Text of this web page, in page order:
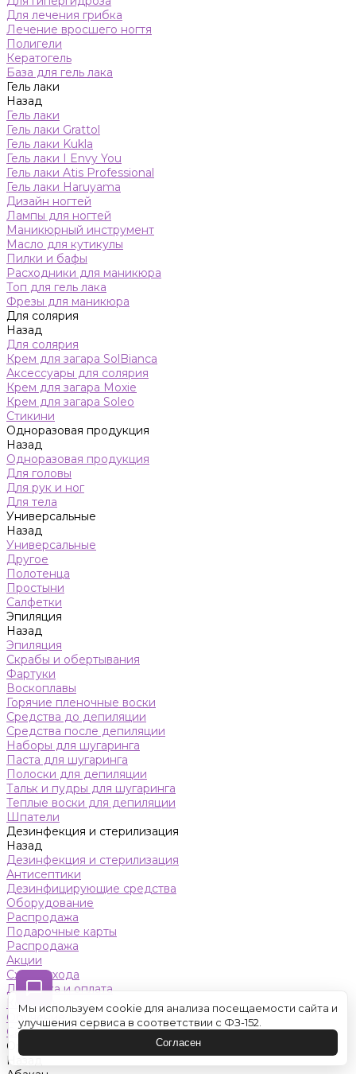
Для лечения грибка
Лечение вросшего ногтя
Полигели
Кератогель
База для гель лака
Гель лаки
Назад
Гель лаки
Гель лаки Grattol
Гель лаки Kukla
Гель лаки I Envy You
Гель лаки Atis Professional
Гель лаки Haruyama
Дизайн ногтей
Лампы для ногтей
Маникюрный инструмент
Масло для кутикулы
Пилки и бафы
Расходники для маникюра
Топ для гель лака
Фрезы для маникюра
Для солярия
Назад
Для солярия
Крем для загара SolBianca
Аксессуары для солярия
Крем для загара Moxie
Крем для загара Soleo
Стикини
Одноразовая продукция
Назад
Одноразовая продукция
Для головы
Для рук и ног
Для тела
Универсальные
Назад
Универсальные
Другое
Полотенца
Простыни
Салфетки
Эпиляция
Назад
Эпиляция
Скрабы и обертывания
Фартуки
Воскоплавы
Горячие пленочные воски
Средства до депиляции
Средства после депиляции
Наборы для шугаринга
Паста для шугаринга
Полоски для депиляции
Тальк и пудры для шугаринга
Теплые воски для депиляции
Шпатели
Дезинфекция и стерилизация
Назад
Дезинфекция и стерилизация
Антисептики
Дезинфицирующие средства
Оборудование
Распродажа
Подарочные карты
Распродажа
Акции
Схемы ухода
Доставка и оплата
Контакты
Обучение
Салон красоты
Оренбург
Назад
Мы используем cookie для анализа посещаемости сайта и
улучшения сервиса в соответствии с ФЗ-152.
Согласен